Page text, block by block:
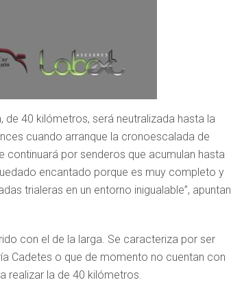
40 kilómetros, será neutralizada hasta la
cuando arranque la cronoescalada de
por senderos que acumulan hasta
encantado porque es muy completo y
trialeras en un entorno inigualable”, apuntan
con el de la larga. Se caracteriza por ser
Cadetes o que de momento no cuentan con
realizar la de 40 kilómetros.